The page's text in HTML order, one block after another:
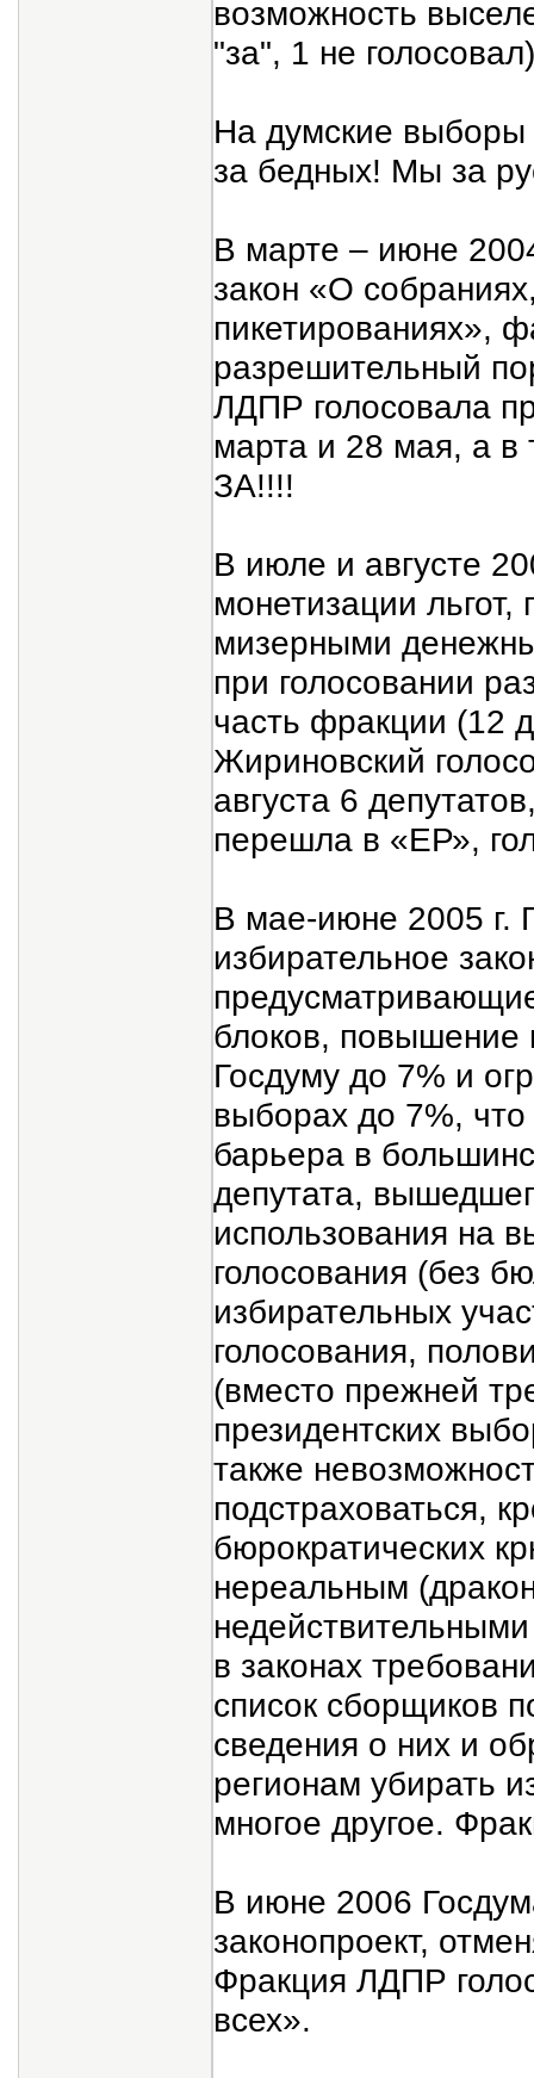
возможность
"за", 1 не голосовал)
На думские
за бедных! Мы за
В марте – июне
закон «О
пикетированиях»,
разрешительный
ЛДПР голосовала
марта и 28 мая, а в
ЗА!!!!
В июле и августе
монетизации
мизерными
при голосовании
часть фракции (12
Жириновский
августа 6
перешла в «ЕР»,
В мае-июне 2005 г.
избирательное
блоков, повышение
Госдуму до 7% и
выборах до 7%,
барьера в
депутата,
использования на
голосования (без
избирательных
голосования,
(вместо прежней
президентских
также
подстраховаться,
бюрократических
нереальным
в законах
список сборщиков
сведения о них и
регионам убирать
многое другое.
В июне 2006
законопроект,
Фракция ЛДПР
всех».